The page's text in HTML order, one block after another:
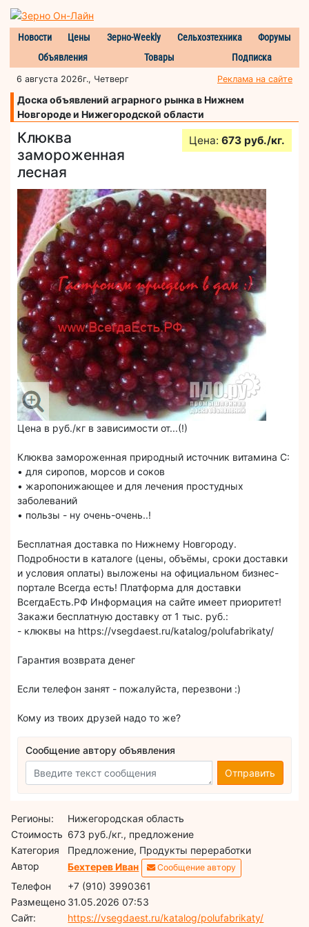
Новости Цены Зерно-Weekly Сельхозтехника
Форумы
Объявления
Товары Подписка
6 августа 2026г., Четверг Реклама на сайте
Доска объявлений аграрного рынка в Нижнем
Новгороде и Нижегородской области
Клюква
замороженная
лесная
Цена: 673 руб./кг.
Цена в руб./кг в зависимости от...(!)
Клюква замороженная природный источник витамина С:
• для сиропов, морсов и соков
• жаропонижающее и для лечения простудных
заболеваний
• пользы - ну очень-очень..!
Бесплатная доставка по Нижнему Новгороду.
Подробности в каталоге (цены, объёмы, сроки доставки
и условия оплаты) выложены на официальном бизнес-
портале Всегда есть! Платформа для доставки
ВсегдаЕсть.РФ Информация на сайте имеет приоритет!
Закажи бесплатную доставку от 1 тыс. руб.:
- клюквы на https://vsegdaest.ru/katalog/polufabrikaty/
Гарантия возврата денег
Если телефон занят - пожалуйста, перезвони :)
Кому из твоих друзей надо то же?
Сообщение автору объявления
Отправить
Регионы:
Нижегородская область
Стоимость 673 руб./кг., предложение
Категория
Предложение, Продукты переработки
Автор
Бехтерев Иван Сообщение автору
Телефон
+7 (910) 3990361
Размещено 31.05.2026 07:53
Сайт:
https://vsegdaest.ru/katalog/polufabrikaty/